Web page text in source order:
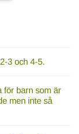
3 och 4-5.
för barn som är
men inte så